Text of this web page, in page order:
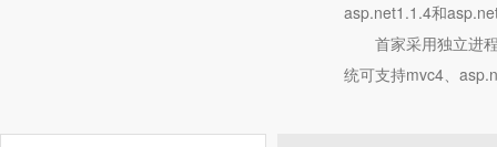
asp.net1.1.4和
首家采用独立进
统可支持mvc4、